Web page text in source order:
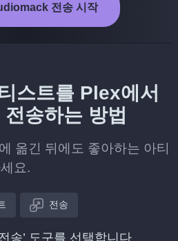
전송 시작
스트를 Plex에서
송하는 방법
옮긴 뒤에도 좋아하는 아티
요.
전송
송’ 도구를 선택합니다